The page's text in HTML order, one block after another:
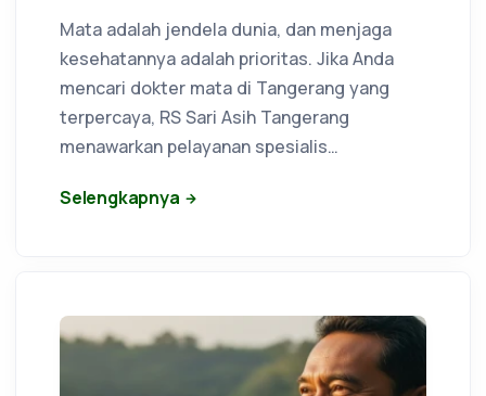
Mata adalah jendela dunia, dan menjaga
kesehatannya adalah prioritas. Jika Anda
mencari dokter mata di Tangerang yang
terpercaya, RS Sari Asih Tangerang
menawarkan pelayanan spesialis…
Selengkapnya